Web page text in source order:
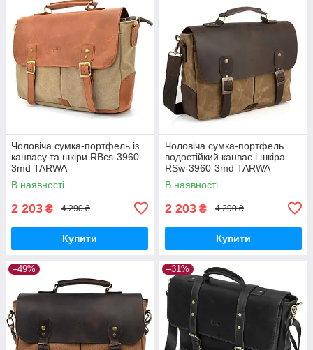
Чоловіча сумка-портфель із
канвасу та шкіри RBcs-3960-
3md TARWA
В наявності
2 203 ₴ 4 290 ₴
Купити
Чоловіча сумка-портфель
водостійкий канвас і шкіра
RSw-3960-3md TARWA
В наявності
2 203 ₴ 4 290 ₴
Купити
–49% –31%